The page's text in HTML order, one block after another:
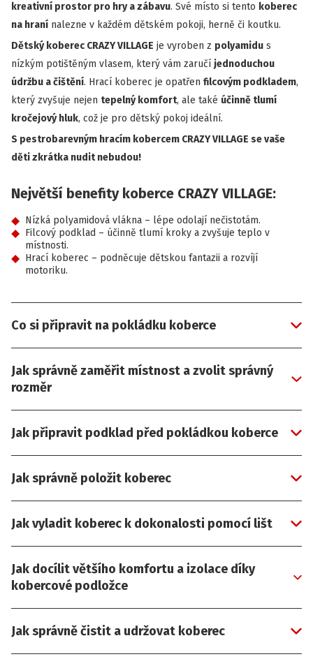
kreativní prostor pro hry a zábavu. Své místo si tento koberec
na hraní nalezne v každém dětském pokoji, herně či koutku.
Dětský koberec CRAZY VILLAGE je vyroben z polyamidu s
nízkým potištěným vlasem, který vám zaručí jednoduchou
údržbu a čištění. Hrací koberec je opatřen filcovým podkladem,
který zvyšuje nejen tepelný komfort, ale také účinně tlumí
kročejový hluk, což je pro dětský pokoj ideální.
S pestrobarevným hracím kobercem CRAZY VILLAGE se vaše
děti zkrátka nudit nebudou!
Největší benefity koberce CRAZY VILLAGE:
Nízká polyamidová vlákna – lépe odolají nečistotám.
Filcový podklad – účinně tlumí kroky a zvyšuje teplo v
místnosti.
Hrací koberec – podněcuje dětskou fantazii a rozvíjí
motoriku.
Co si připravit na pokládku koberce
Jak správně zaměřit místnost a zvolit správný
rozměr
Jak připravit podklad před pokládkou koberce
Jak správně položit koberec
Jak vyladit koberec k dokonalosti pomocí lišt
Jak docílit většího komfortu a izolace díky
kobercové podložce
Jak správně čistit a udržovat koberec